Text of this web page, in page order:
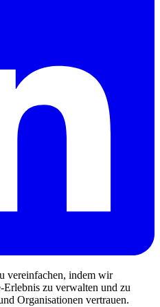
vereinfachen, indem wir
zu verwalten und zu
Organisationen vertrauen.